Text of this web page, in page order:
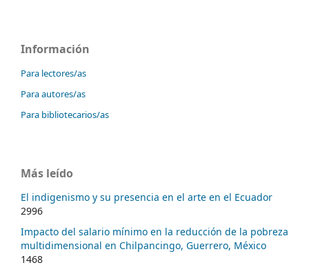
Información
Para lectores/as
Para autores/as
Para bibliotecarios/as
Más leído
El indigenismo y su presencia en el arte en el Ecuador
2996
Impacto del salario mínimo en la reducción de la pobreza
multidimensional en Chilpancingo, Guerrero, México
1468